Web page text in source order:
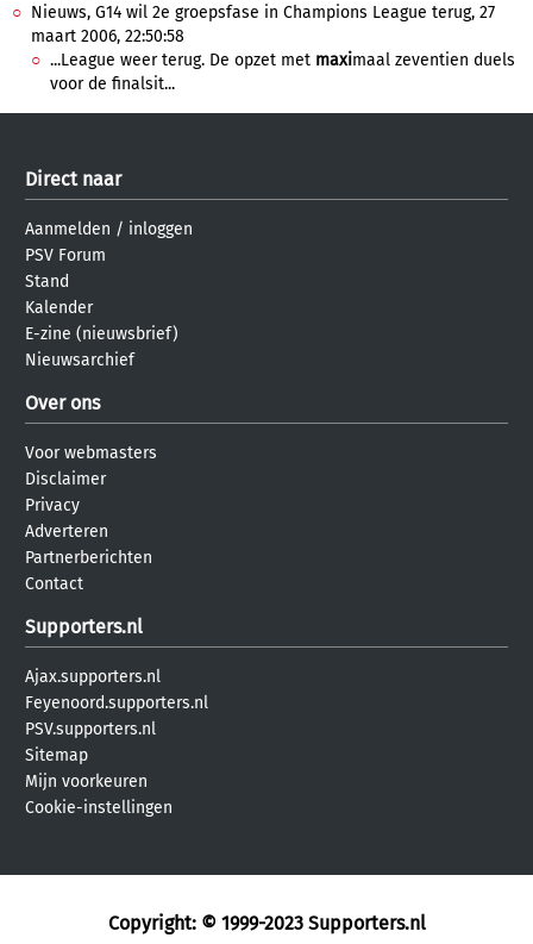
Nieuws, G14 wil 2e groepsfase in Champions League terug, 27
maart 2006, 22:50:58
...League weer terug. De opzet met maximaal zeventien duels
voor de finalsit...
Direct naar
Aanmelden / inloggen
PSV Forum
Stand
Kalender
E-zine (nieuwsbrief)
Nieuwsarchief
Over ons
Voor webmasters
Disclaimer
Privacy
Adverteren
Partnerberichten
Contact
Supporters.nl
Ajax.supporters.nl
Feyenoord.supporters.nl
PSV.supporters.nl
Sitemap
Mijn voorkeuren
Cookie-instellingen
Copyright: © 1999-2023 Supporters.nl